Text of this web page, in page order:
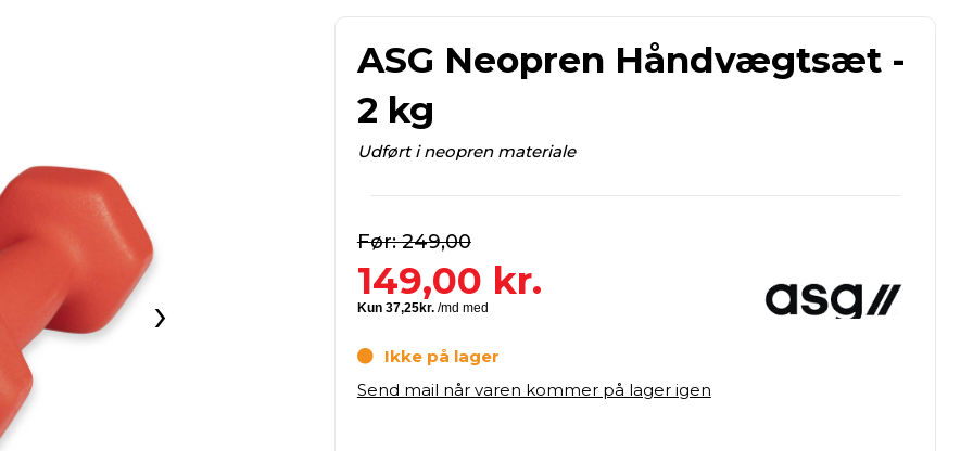
›
ASG Neopren Håndvægtsæt -
2 kg
Udført i neopren materiale
249,00
149,00 kr.
Ikke på lager
Send mail når varen kommer på lager igen